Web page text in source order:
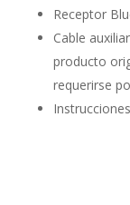
Receptor
Cable
producto
requerirse